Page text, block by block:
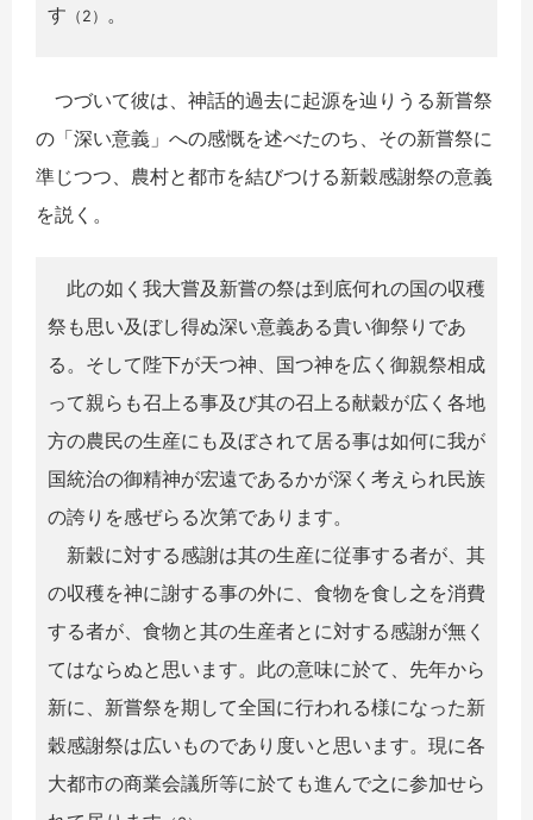
す （2） 。
つづいて彼は、神話的過去に起源を辿りうる新嘗祭
の「深い意義」への感慨を述べたのち、その新嘗祭に
準じつつ、農村と都市を結びつける新穀感謝祭の意義
を説く。
此の如く我大嘗及新嘗の祭は到底何れの国の収穫
祭も思い及ぼし得ぬ深い意義ある貴い御祭りであ
る。そして陛下が天つ神、国つ神を広く御親祭相成
って親らも召上る事及び其の召上る献穀が広く各地
方の農民の生産にも及ぼされて居る事は如何に我が
国統治の御精神が宏遠であるかが深く考えられ民族
の誇りを感ぜらる次第であります。
新穀に対する感謝は其の生産に従事する者が、其
の収穫を神に謝する事の外に、食物を食し之を消費
する者が、食物と其の生産者とに対する感謝が無く
てはならぬと思います。此の意味に於て、先年から
新に、新嘗祭を期して全国に行われる様になった新
穀感謝祭は広いものであり度いと思います。現に各
大都市の商業会議所等に於ても進んで之に参加せら